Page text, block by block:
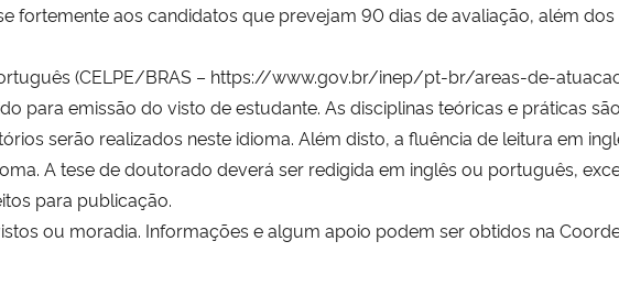
fortemente aos candidatos que prevejam 90 dias de avaliação, além
(CELPE/BRAS – https://www.gov.br/inep/pt-br/areas-de-
para emissão do visto de estudante. As disciplinas teóricas e práticas
serão realizados neste idioma. Além disto, a fluência de leitura em
A tese de doutorado deverá ser redigida em inglês ou português,
para publicação.
ou moradia. Informações e algum apoio podem ser obtidos na